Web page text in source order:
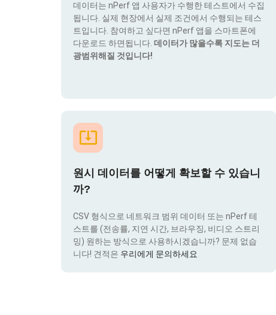
데이터는 nPerf 앱 사용자가 수행한 테스트에서 수집
됩니다. 실제 현장에서 실제 조건에서 수행되는 테스
트입니다. 참여하고 싶다면 nPerf 앱을 스마트폰에
다운로드 하면됩니다. 데이터가 많을수록 지도는 더
광범위해질 것입니다!
원시 데이터를 어떻게 확보할 수 있습니
까?
CSV 형식으로 네트워크 범위 데이터 또는 nPerf 테
스트를 (전송률, 지연 시간, 브라우징, 비디오 스트리
밍) 원하는 방식으로 사용하시겠습니까? 문제 없습
니다! 견적은 우리에게 문의하세요